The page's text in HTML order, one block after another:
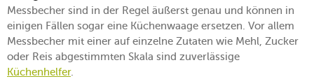
Messbecher sind in der Regel äußerst genau und können in
einigen Fällen sogar eine Küchenwaage ersetzen. Vor allem
Messbecher mit einer auf einzelne Zutaten wie Mehl, Zucker
oder Reis abgestimmten Skala sind zuverlässige
Küchenhelfer.